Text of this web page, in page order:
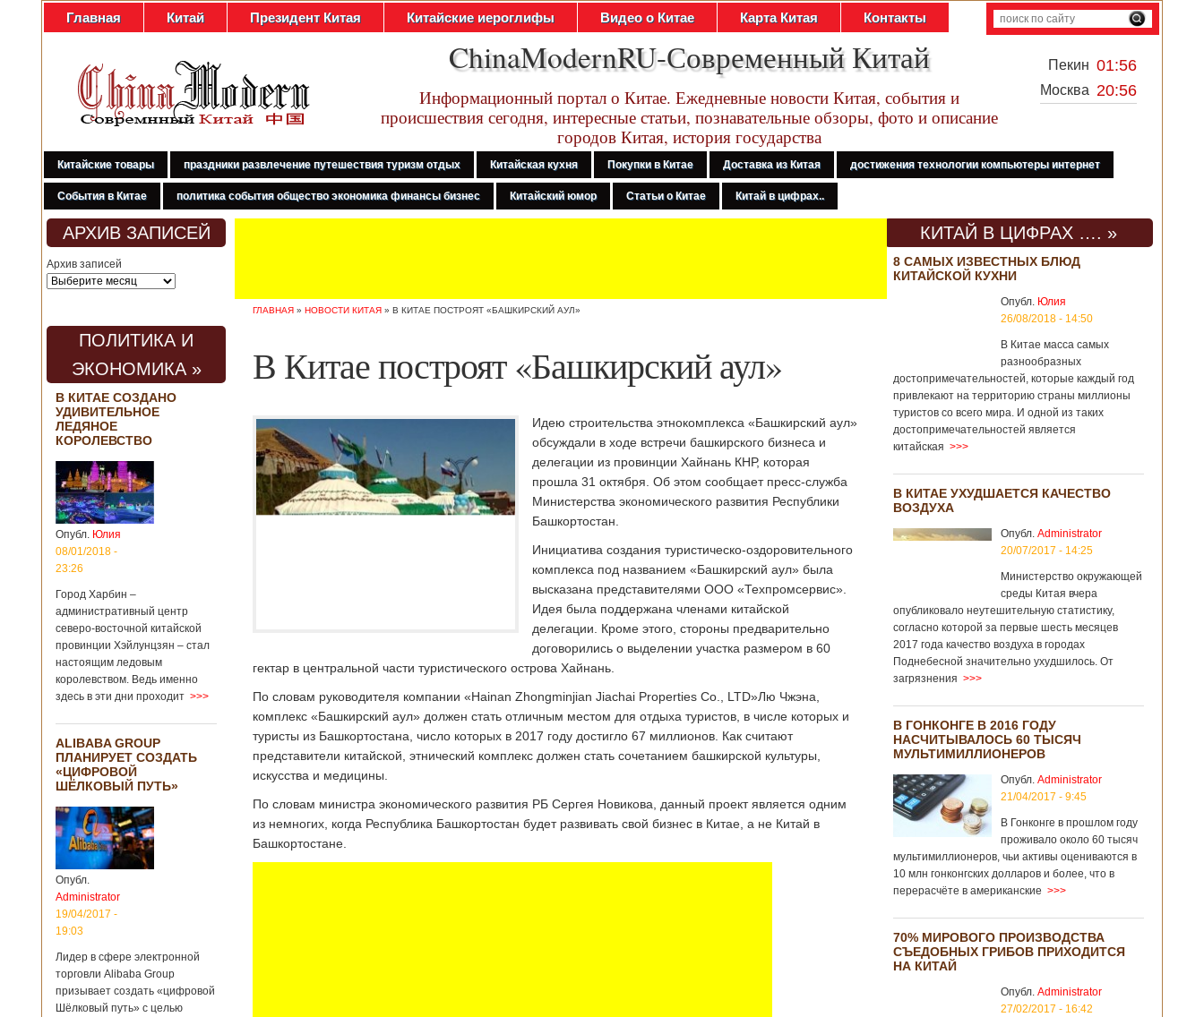
Главная Китай Президент Китая Китайские иероглифы Видео о Китае Карта Китая Контакты
ChinaModernRU-Современный Китай
Информационный портал о Китае. Ежедневные новости Китая, события и
происшествия сегодня, интересные статьи, познавательные обзоры, фото и описание
городов Китая, история государства
Пекин 01:56
Москва 20:56
Китайские товары праздники развлечение путешествия туризм отдых Китайская кухня Покупки в Китае Доставка из Китая достижения технологии компьютеры интернет
События в Китае политика события общество экономика финансы бизнес Китайский юмор Статьи о Китае Китай в цифрах..
АРХИВ ЗАПИСЕЙ
Архив записей
ПОЛИТИКА И
ЭКОНОМИКА »
В КИТАЕ СОЗДАНО
УДИВИТЕЛЬНОЕ
ЛЕДЯНОЕ
КОРОЛЕВСТВО
Опубл. Юлия
08/01/2018 -
23:26
Город Харбин –
административный центр
северо-восточной китайской
провинции Хэйлунцзян – стал
настоящим ледовым
королевством. Ведь именно
здесь в эти дни проходит >>>
ALIBABA GROUP
ПЛАНИРУЕТ СОЗДАТЬ
«ЦИФРОВОЙ
ШЁЛКОВЫЙ ПУТЬ»
Опубл.
Administrator
19/04/2017 -
19:03
Лидер в сфере электронной
торговли Alibaba Group
призывает создать «цифровой
Шёлковый путь» с целью
ГЛАВНАЯ » НОВОСТИ КИТАЯ » В КИТАЕ ПОСТРОЯТ «БАШКИРСКИЙ АУЛ»
В Китае построят «Башкирский аул»
Идею строительства этнокомплекса «Башкирский аул»
обсуждали в ходе встречи башкирского бизнеса и
делегации из провинции Хайнань КНР, которая
прошла 31 октября. Об этом сообщает пресс-служба
Министерства экономического развития Республики
Башкортостан.
Инициатива создания туристическо-оздоровительного
комплекса под названием «Башкирский аул» была
высказана представителями ООО «Техпромсервис».
Идея была поддержана членами китайской
делегации. Кроме этого, стороны предварительно
договорились о выделении участка размером в 60
гектар в центральной части туристического острова Хайнань.
По словам руководителя компании «Hainan Zhongminjian Jiachai Properties Co., LTD»Лю Чжэна,
комплекс «Башкирский аул» должен стать отличным местом для отдыха туристов, в числе которых и
туристы из Башкортостана, число которых в 2017 году достигло 67 миллионов. Как считают
представители китайской, этнический комплекс должен стать сочетанием башкирской культуры,
искусства и медицины.
По словам министра экономического развития РБ Сергея Новикова, данный проект является одним
из немногих, когда Республика Башкортостан будет развивать свой бизнес в Китае, а не Китай в
Башкортостане.
КИТАЙ В ЦИФРАХ …. »
8 САМЫХ ИЗВЕСТНЫХ БЛЮД
КИТАЙСКОЙ КУХНИ
Опубл. Юлия
26/08/2018 - 14:50
В Китае масса самых
разнообразных
достопримечательностей, которые каждый год
привлекают на территорию страны миллионы
туристов со всего мира. И одной из таких
достопримечательностей является
китайская >>>
В КИТАЕ УХУДШАЕТСЯ КАЧЕСТВО
ВОЗДУХА
Опубл. Administrator
20/07/2017 - 14:25
Министерство окружающей
среды Китая вчера
опубликовало неутешительную статистику,
согласно которой за первые шесть месяцев
2017 года качество воздуха в городах
Поднебесной значительно ухудшилось. От
загрязнения >>>
В ГОНКОНГЕ В 2016 ГОДУ
НАСЧИТЫВАЛОСЬ 60 ТЫСЯЧ
МУЛЬТИМИЛЛИОНЕРОВ
Опубл. Administrator
21/04/2017 - 9:45
В Гонконге в прошлом году
проживало около 60 тысяч
мультимиллионеров, чьи активы оцениваются в
10 млн гонконгских долларов и более, что в
перерасчёте в американские >>>
70% МИРОВОГО ПРОИЗВОДСТВА
СЪЕДОБНЫХ ГРИБОВ ПРИХОДИТСЯ
НА КИТАЙ
Опубл. Administrator
27/02/2017 - 16:42